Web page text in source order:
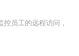
员工的远程访问，